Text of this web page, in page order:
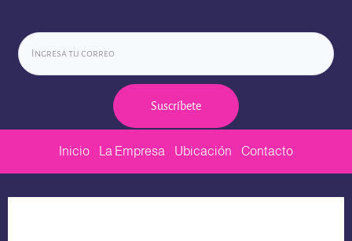
Suscríbete
Inicio La Empresa Ubicación Contacto